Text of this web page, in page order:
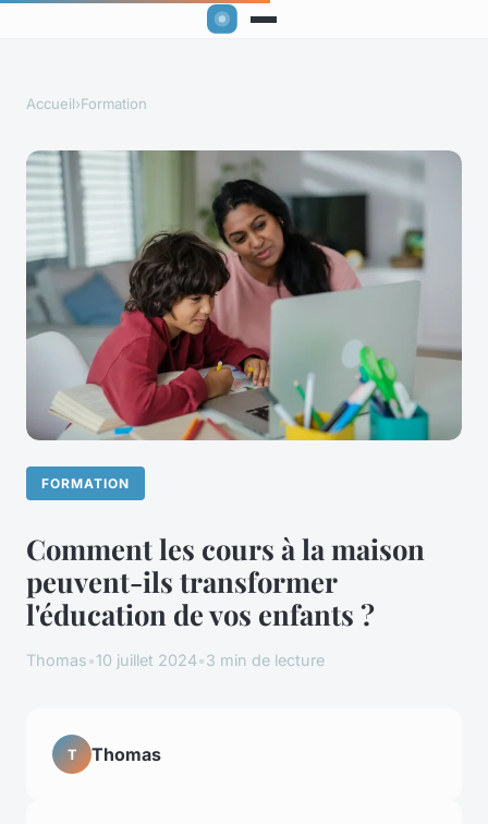
Accueil›Formation
FORMATION
Comment les cours à la maison
peuvent-ils transformer
l'éducation de vos enfants ?
Thomas•10 juillet 2024•3 min de lecture
T Thomas